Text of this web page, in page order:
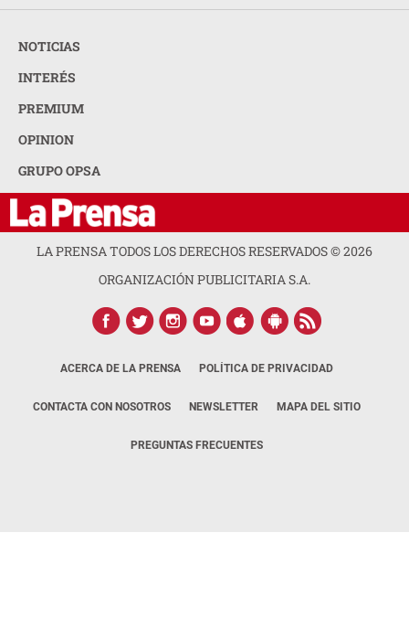
NOTICIAS
INTERÉS
PREMIUM
OPINION
GRUPO OPSA
LA PRENSA TODOS LOS DERECHOS RESERVADOS ©2026
ORGANIZACIÓN PUBLICITARIA S.A.
ACERCA DE LA PRENSA POLÍTICA DE PRIVACIDAD
CONTACTA CON NOSOTROS NEWSLETTER MAPA DEL SITIO
PREGUNTAS FRECUENTES